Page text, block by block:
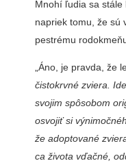
Mnohí ľudia sa stále
napriek tomu, že sú
pestrému
„Áno, je pravda, že
čistokrvné zviera.
svojim spôsobom
osvojiť si
že adoptované
ca života vďačné,